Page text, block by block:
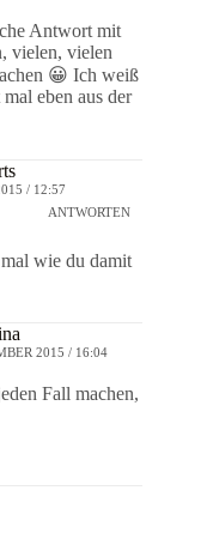
Antwort mit
vielen, vielen
😀 Ich weiß
eben aus der
/ 12:57
ANTWORTEN
wie du damit
2015 / 16:04
Fall machen,